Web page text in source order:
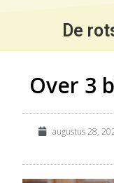
De
Over 3
augustus 28,